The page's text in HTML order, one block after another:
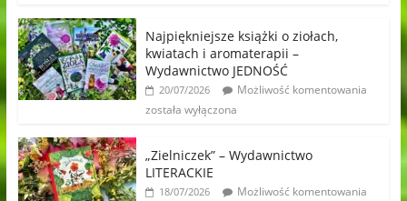
Najpiękniejsze książki o ziołach,
kwiatach i aromaterapii –
Wydawnictwo JEDNOŚĆ
20/07/2026
Możliwość komentowania
została wyłączona
„Zielniczek” – Wydawnictwo
LITERACKIE
18/07/2026
Możliwość komentowania